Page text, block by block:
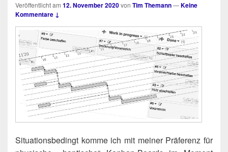
Veröffentlicht am 12. November 2020von Tim Themann—Keine
Kommentare ↓
Situa­ti­ons­be­dingt kom­me ich mit mei­ner Prä­fe­renz für